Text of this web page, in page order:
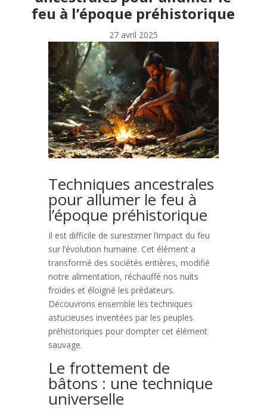
feu à l’époque préhistorique
27 avril 2025
Techniques ancestrales
pour allumer le feu à
l’époque préhistorique
Il est difficile de surestimer l’impact du feu
sur l’évolution humaine. Cet élément a
transformé des sociétés entières, modifié
notre alimentation, réchauffé nos nuits
froides et éloigné les prédateurs.
Découvrons ensemble les techniques
astucieuses inventées par les peuples
préhistoriques pour dompter cet élément
sauvage.
Le frottement de
bâtons : une technique
universelle